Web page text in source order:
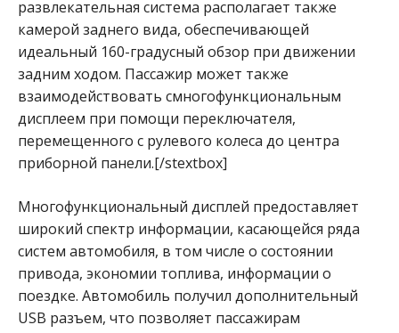
развлекательная система располагает также
камерой заднего вида, обеспечивающей
идеальный 160-градусный обзор при движении
задним ходом. Пассажир может также
взаимодействовать смногофункциональным
дисплеем при помощи переключателя,
перемещенного с рулевого колеса до центра
приборной панели.[/stextbox]
Многофункциональный дисплей предоставляет
широкий спектр информации, касающейся ряда
систем автомобиля, в том числе о состоянии
привода, экономии топлива, информации о
поездке. Автомобиль получил дополнительный
USB разъем, что позволяет пассажирам